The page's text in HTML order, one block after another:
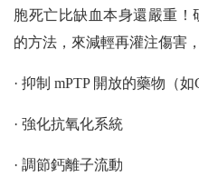
胞死亡比缺血本身還嚴重
的方法，來減輕再灌注傷害
· 抑制 mPTP 開放的藥物（如
· 強化抗氧化系統
· 調節鈣離子流動